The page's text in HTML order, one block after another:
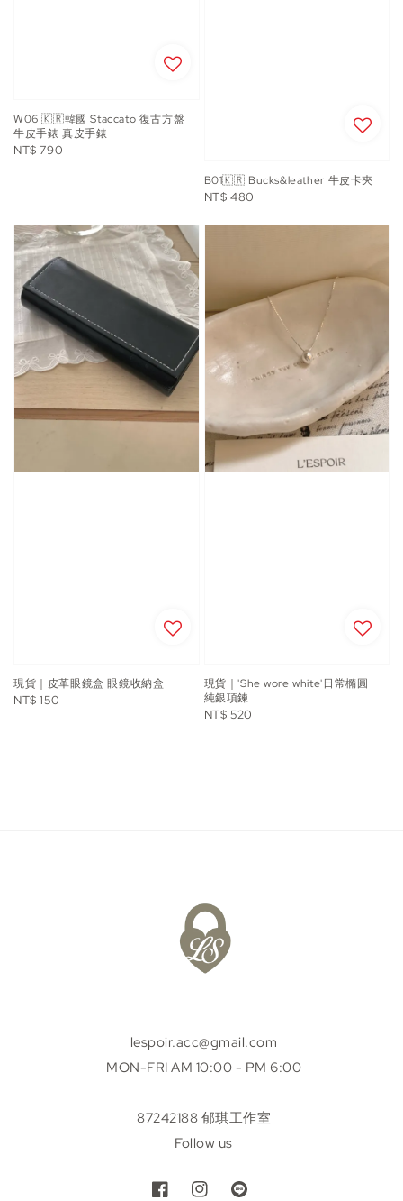
W06 🇰🇷韓國 Staccato 復古方盤
牛皮手錶 真皮手錶
Regular
NT$ 790
B01🇰🇷 Bucks&leather 牛皮卡夾
Regular
NT$ 480
現貨｜皮革眼鏡盒 眼鏡收納盒
Regular
NT$ 150
現貨｜'She wore white'日常橢圓
純銀項鍊
Regular
NT$ 520
lespoir.acc@gmail.com
MON-FRI AM 10:00 - PM 6:00
87242188 郁琪工作室
Follow us